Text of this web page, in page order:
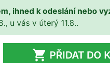
ihned k odeslání nebo
u vás v úterý 11.8..
 PŘIDAT DO